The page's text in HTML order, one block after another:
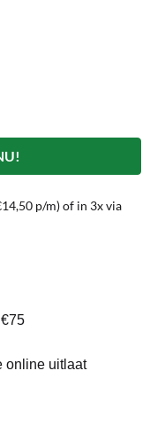
14,50 p/m) of in 3x via
online uitlaat